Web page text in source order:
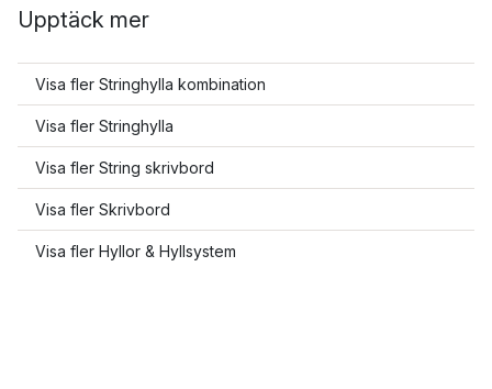
Upptäck mer
Visa fler Stringhylla kombination
Visa fler Stringhylla
Visa fler String skrivbord
Visa fler Skrivbord
Visa fler Hyllor & Hyllsystem